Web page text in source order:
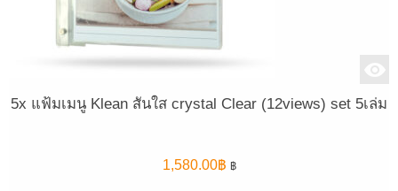
5x แฟ้มเมนู Klean สันใส crystal Clear (12views) set 5เล่ม
1,580.00฿ ฿